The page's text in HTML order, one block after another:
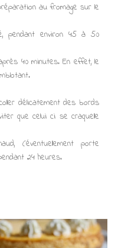
au fromage sur le
pendant environ 45 à 50
40 minutes. En effet, le
délicatement des bords
que celui ci se craquelle
(éventuellement porte
24 heures.